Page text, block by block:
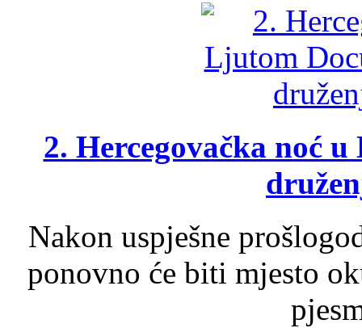
2. Hercegovačka noć
Nakon uspješne
ponovno će biti mjesto